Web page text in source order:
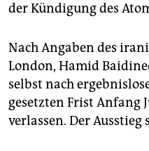
der Kündigung des
Nach Angaben des
London, Hamid
selbst nach
­gesetzten Frist Anfang
verlassen. Der